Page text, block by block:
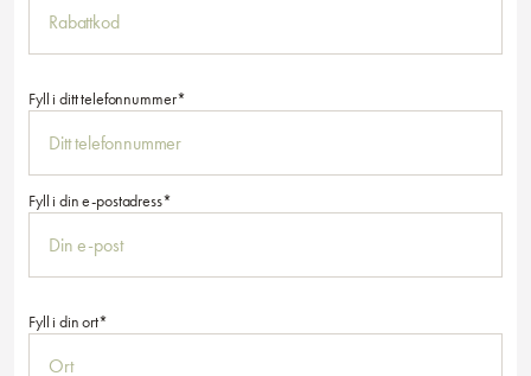
Fyll i ditt telefonnummer*
Fyll i din e-postadress*
Fyll i din ort*